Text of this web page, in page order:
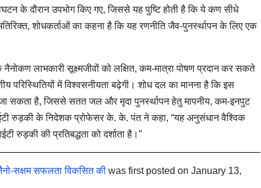
के दौरान उपभोग किए गए, जिससे यह पुष्टि होती है कि ये कण सीधे
शोधकर्ताओं का कहना है कि यह रणनीति जैव-पुनर्स्थापन के लिए एक
लाभकारी सूक्ष्मजीवों को लक्षित, कम-मात्रा पोषण प्रदान कर सकते
परिस्थितियों में विश्वसनीयता बढ़ेगी। शोध दल का मानना है कि इस
जा सकता है, जिससे सतत जल और मृदा पुनर्स्थापन हेतु मापनीय, कम-इनपुट
रुड़की के निदेशक प्रोफेसर के. के. पंत ने कहा, “यह अनुसंधान वैश्विक
रुड़की की प्रतिबद्धता को दर्शाता है।”
सक्षम सफलता विकसित की was first posted on January 13,